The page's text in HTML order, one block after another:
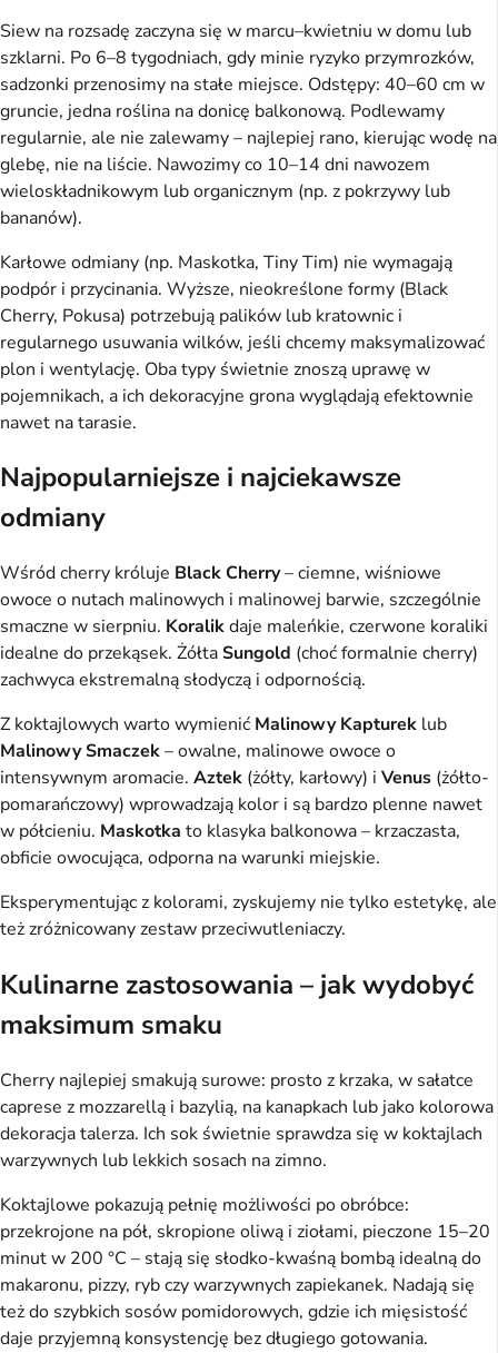
Siew na rozsadę zaczyna się w marcu–kwietniu w domu lub
szklarni. Po 6–8 tygodniach, gdy minie ryzyko przymrozków,
sadzonki przenosimy na stałe miejsce. Odstępy: 40–60 cm w
gruncie, jedna roślina na donicę balkonową. Podlewamy
regularnie, ale nie zalewamy – najlepiej rano, kierując wodę na
glebę, nie na liście. Nawozimy co 10–14 dni nawozem
wieloskładnikowym lub organicznym (np. z pokrzywy lub
bananów).
Karłowe odmiany (np. Maskotka, Tiny Tim) nie wymagają
podpór i przycinania. Wyższe, nieokreślone formy (Black
Cherry, Pokusa) potrzebują palików lub kratownic i
regularnego usuwania wilków, jeśli chcemy maksymalizować
plon i wentylację. Oba typy świetnie znoszą uprawę w
pojemnikach, a ich dekoracyjne grona wyglądają efektownie
nawet na tarasie.
Najpopularniejsze i najciekawsze
odmiany
Wśród cherry króluje Black Cherry– ciemne, wiśniowe
owoce o nutach malinowych i malinowej barwie, szczególnie
smaczne w sierpniu. Koralikdaje maleńkie, czerwone koraliki
idealne do przekąsek. ŻółtaSungold (choć formalnie cherry)
zachwyca ekstremalną słodyczą i odpornością.
Z koktajlowych warto wymienić Malinowy Kapturek lub
Malinowy Smaczek– owalne, malinowe owoce o
intensywnym aromacie. Aztek (żółty, karłowy) i Venus (żółto-
pomarańczowy) wprowadzają kolor i są bardzo plenne nawet
w półcieniu. Maskotka to klasyka balkonowa – krzaczasta,
obficie owocująca, odporna na warunki miejskie.
Eksperymentując z kolorami, zyskujemy nie tylko estetykę, ale
też zróżnicowany zestaw przeciwutleniaczy.
Kulinarne zastosowania – jak wydobyć
maksimum smaku
Cherry najlepiej smakują surowe: prosto z krzaka, w sałatce
caprese z mozzarellą i bazylią, na kanapkach lub jako kolorowa
dekoracja talerza. Ich sok świetnie sprawdza się w koktajlach
warzywnych lub lekkich sosach na zimno.
Koktajlowe pokazują pełnię możliwości po obróbce:
przekrojone na pół, skropione oliwą i ziołami, pieczone 15–20
minut w 200 °C – stają się słodko-kwaśną bombą idealną do
makaronu, pizzy, ryb czy warzywnych zapiekanek. Nadają się
też do szybkich sosów pomidorowych, gdzie ich mięsistość
daje przyjemną konsystencję bez długiego gotowania.